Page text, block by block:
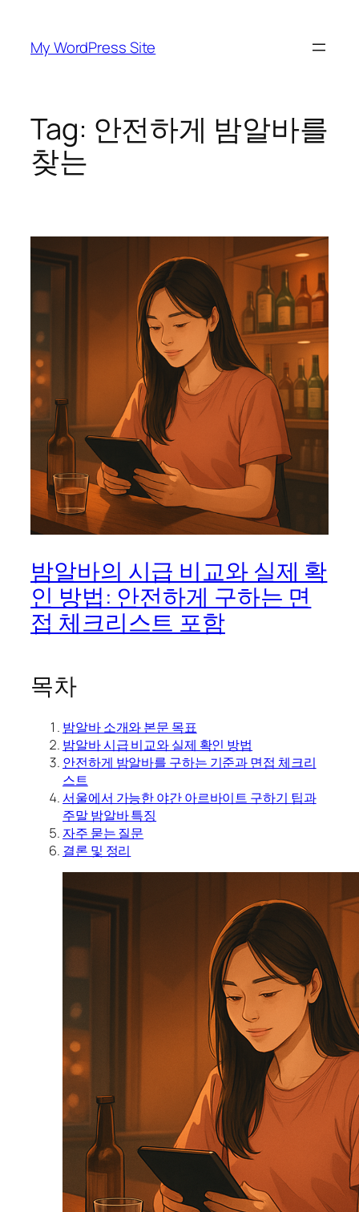
content
My WordPress Site
Tag: 안전하게 밤알바를
찾는
밤알바의 시급 비교와 실제 확
인 방법: 안전하게 구하는 면
접 체크리스트 포함
목차
밤알바 소개와 본문 목표
밤알바 시급 비교와 실제 확인 방법
안전하게 밤알바를 구하는 기준과 면접 체크리
스트
서울에서 가능한 야간 아르바이트 구하기 팁과
주말 밤알바 특징
자주 묻는 질문
결론 및 정리